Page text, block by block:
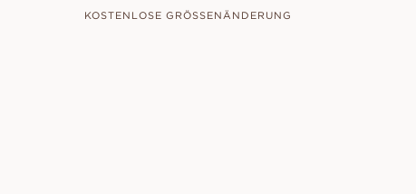
KOSTENLOSE GRÖSSENÄNDERUNG